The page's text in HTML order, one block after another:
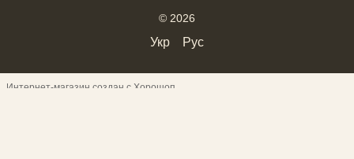
© 2026
Укр Рус
Интернет-магазин создан с Хорошоп